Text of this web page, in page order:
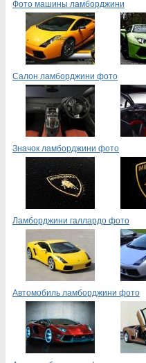
Фото машины ламборджини
Салон ламборджини фото
Значок ламборджини фото
Ламборджини галлардо фото
Автомобиль ламборджини фото